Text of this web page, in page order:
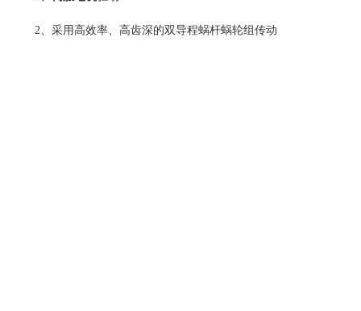
2、采用高效率、高齿深的双导程蜗杆蜗轮组传动